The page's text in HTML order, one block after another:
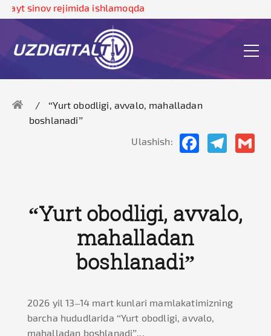
sinov rejimida ishlamoqda
“Yurt obodligi, avvalo, mahalladan
boshlanadi”
Ulashish:
FacebookTelegram
“Yurt obodligi, avvalo,
mahalladan
boshlanadi”
2026 yil 13–14 mart kunlari mamlakatimizning
barcha hududlarida “Yurt obodligi, avvalo,
mahalladan boshlanadi”...